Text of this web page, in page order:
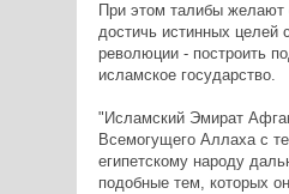
При этом талибы желают
достичь истинных целей
революции - построить
исламское государство.
"Исламский Эмират
Всемогущего Аллаха с
египетскому народу
подобные тем, которых